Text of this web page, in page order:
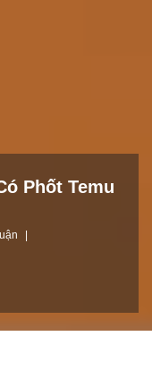
Phốt Temu